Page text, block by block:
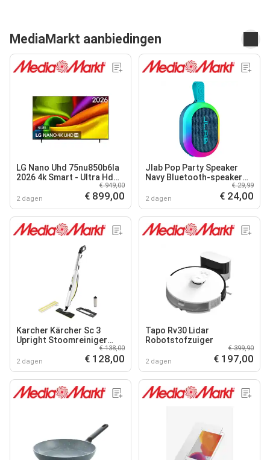
MediaMarkt aanbiedingen
LG Nano Uhd 75nu850b6la
2026 4k Smart - Ultra Hd
2 dagen
€ 949,00
€ 899,00
Jlab Pop Party Speaker
Navy Bluetooth-speaker
2 dagen
€ 29,99
€ 24,00
Karcher Kärcher Sc 3
Upright Stoomreiniger
2 dagen
€ 138,00
€ 128,00
Tapo Rv30 Lidar
Robotstofzuiger
2 dagen
€ 399,90
€ 197,00